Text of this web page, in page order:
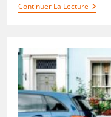
Continuer La Lecture